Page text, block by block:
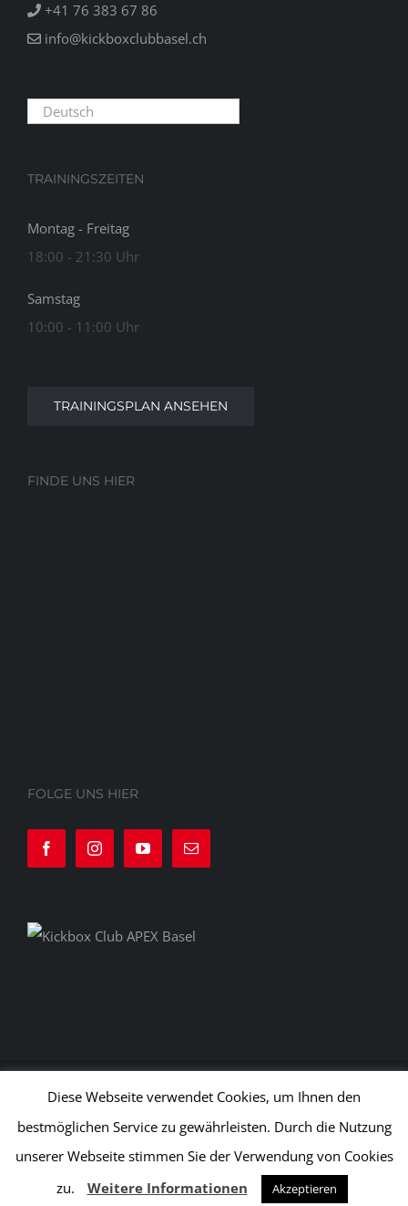
+41 76 383 67 86
info@kickboxclubbasel.ch
Deutsch
TRAININGSZEITEN
Montag - Freitag
18:00 - 21:30 Uhr
Samstag
10:00 - 11:00 Uhr
TRAININGSPLAN ANSEHEN
FINDE UNS HIER
FOLGE UNS HIER
© APEX Kampfsport und Fitness GmbH2026 | Alle Rechte
vorbehalten |
Lieferbedingungen | Datenschutz |
Diese Webseite verwendet Cookies, um Ihnen den
bestmöglichen Service zu gewährleisten. Durch die Nutzung
unserer Webseite stimmen Sie der Verwendung von Cookies
zu.
Weitere Informationen Akzeptieren